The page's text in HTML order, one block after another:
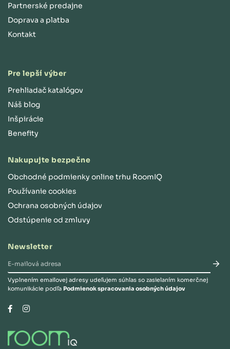
Partnerské predajne
Doprava a platba
Kontakt
Pre lepší výber
Prehliadač katalógov
Náš blog
Inšpirácie
Benefity
Nakupujte bezpečne
Obchodné podmienky online trhu RoomIQ
Používanie cookies
Ochrana osobných údajov
Odstúpenie od zmluvy
Newsletter
Vyplnením emailovej adresy udeľujem súhlas so zasielaním komerčnej
komunikácie podľa Podmienok spracovania osobných údajov
FacebookInstagram